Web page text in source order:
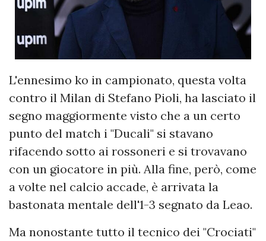
L'ennesimo ko in campionato, questa volta
contro il Milan di Stefano Pioli, ha lasciato il
segno maggiormente visto che a un certo
punto del match i "Ducali" si stavano
rifacendo sotto ai rossoneri e si trovavano
con un giocatore in più. Alla fine, però, come
a volte nel calcio accade, è arrivata la
bastonata mentale dell'1-3 segnato da Leao.
Ma nonostante tutto il tecnico dei "Crociati"